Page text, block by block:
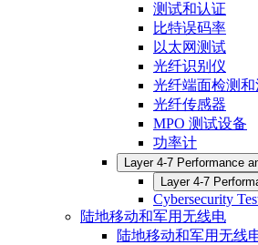
测试和认证
比特误码率
以太网测试
光纤识别仪
光纤端面检测
光纤传感器
MPO 测试设备
功率计
Layer 4-7 Performance
Layer 4-7
Cybersecurity
陆地移动和军用无线电
陆地移动和军用无线